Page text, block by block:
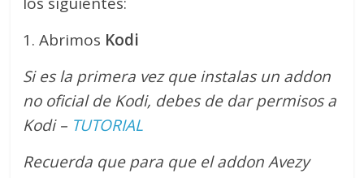
1. Abrimos Kodi
Si es la primera vez que instalas un addon
no oficial de Kodi, debes de dar permisos a
Kodi – TUTORIAL
Recuerda que para que el addon Avezy